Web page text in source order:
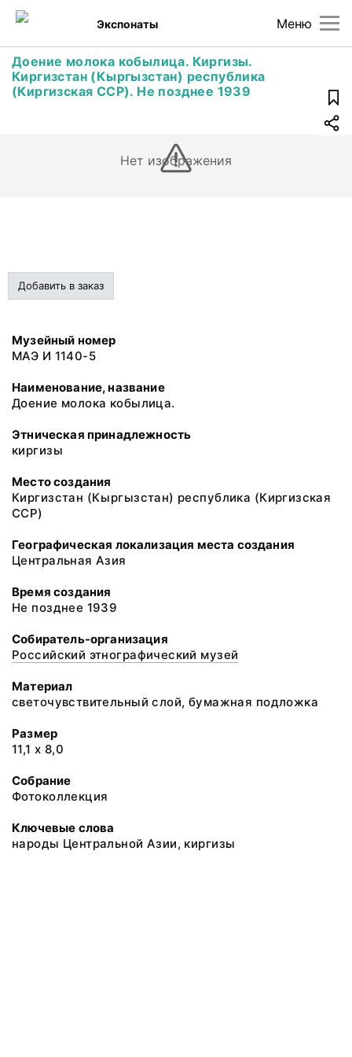
Меню
Экспонаты
Доение молока кобылица. Киргизы.
Киргизстан (Кыргызстан) республика
(Киргизская ССР). Не позднее 1939
Нет изображения
Добавить в заказ
Музейный номер
МАЭ И 1140-5
Наименование, название
Доение молока кобылица.
Этническая принадлежность
киргизы
Место создания
Киргизстан (Кыргызстан) республика (Киргизская
ССР)
Географическая локализация места создания
Центральная Азия
Время создания
Не позднее 1939
Собиратель-организация
Российский этнографический музей
Материал
светочувствительный слой, бумажная подложка
Размер
11,1 х 8,0
Собрание
Фотоколлекция
Ключевые слова
народы Центральной Азии, киргизы